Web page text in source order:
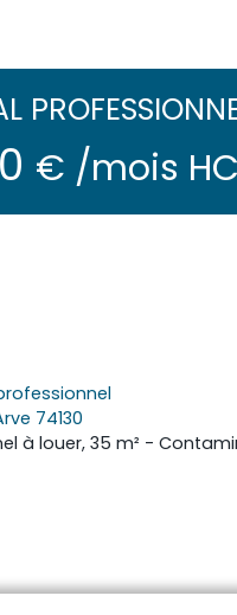
€ /mois HC
74130
à louer, 35 m² -